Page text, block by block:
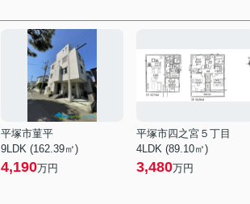
平塚市菫平
9LDK (162.39㎡)
4,190万円
平塚市四之宮５丁目
4LDK (89.10㎡)
3,480万円